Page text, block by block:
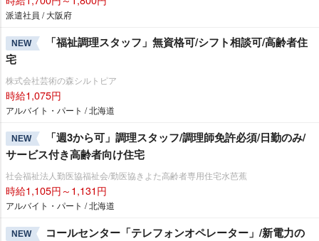
派遣社員 / 大阪府
NEW
「福祉調理スタッフ」無資格可/シフト相談可/高齢者住
宅
株式会社芸術の森シルトピア
時給1,075円
アルバイト・パート / 北海道
NEW
「週3から可」調理スタッフ/調理師免許必須/日勤のみ/
サービス付き高齢者向け住宅
社会福祉法人勤医協福祉会/勤医協きよた高齢者専用住宅水芭蕉
時給1,105円～1,131円
アルバイト・パート / 北海道
NEW
コールセンター「テレフォンオペレーター」/新電力の